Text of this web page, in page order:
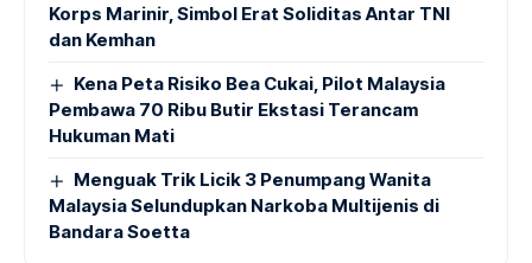
Korps Marinir, Simbol Erat Soliditas Antar TNI
dan Kemhan
Kena Peta Risiko Bea Cukai, Pilot Malaysia
Pembawa 70 Ribu Butir Ekstasi Terancam
Hukuman Mati
Menguak Trik Licik 3 Penumpang Wanita
Malaysia Selundupkan Narkoba Multijenis di
Bandara Soetta